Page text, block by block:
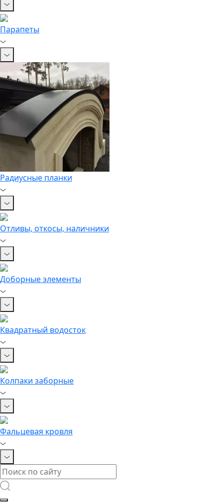
Парапеты
Радиусные планки
Отливы, откосы, наличники
Доборные элементы
Квадратный водосток
Колпаки заборные
Фальцевая кровля